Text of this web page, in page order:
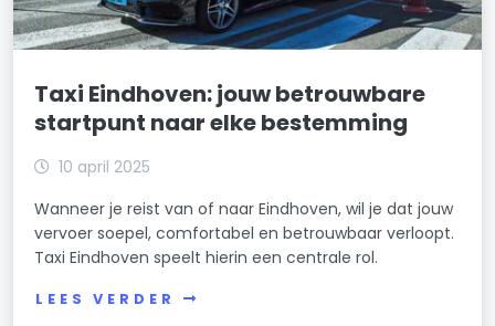
Taxi Eindhoven: jouw betrouwbare
startpunt naar elke bestemming
10 april 2025
Wanneer je reist van of naar Eindhoven, wil je dat jouw
vervoer soepel, comfortabel en betrouwbaar verloopt.
Taxi Eindhoven speelt hierin een centrale rol.
LEES VERDER